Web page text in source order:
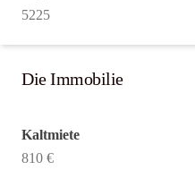
5225
Die Immobilie
Kaltmiete
810 €